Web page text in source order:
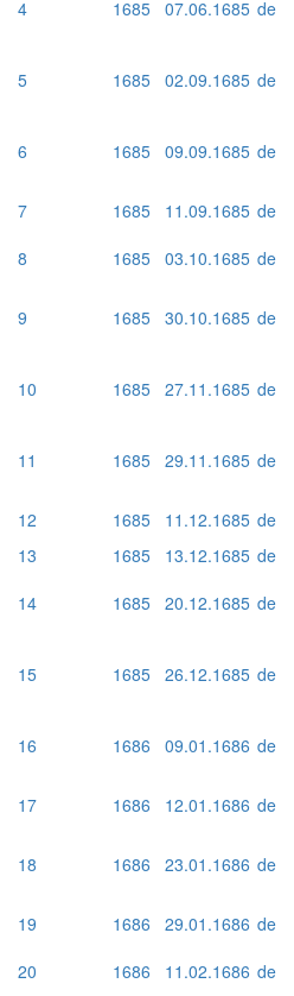
4 1685 07.06.1685 de
5 1685 02.09.1685 de
6 1685 09.09.1685 de
7 1685 11.09.1685 de
8
1685 03.10.1685 de
9 1685 30.10.1685 de
10 1685 27.11.1685 de
11 1685 29.11.1685 de
12 1685 11.12.1685 de
13
1685 13.12.1685 de
14
1685 20.12.1685 de
15 1685 26.12.1685 de
16 1686 09.01.1686 de
17 1686 12.01.1686 de
18 1686 23.01.1686 de
19 1686 29.01.1686 de
20
1686 11.02.1686 de